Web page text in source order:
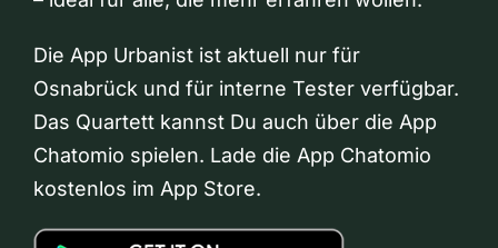
Die App Urbanist ist aktuell nur für
Osnabrück und für interne Tester verfügbar.
Das Quartett kannst Du auch über die App
Chatomio spielen. Lade die App Chatomio
kostenlos im App Store.